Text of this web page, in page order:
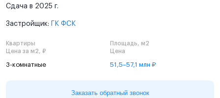
Сдача в 2025 г.
Застройщик: ГК ФСК
Квартиры
Площадь, м2
Цена за м2, ₽
Цена
3-комнатные 51,5–57,1 млн ₽
Заказать обратный звонок